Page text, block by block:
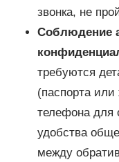
звонка, не
Соблюдение
требуются
(паспорта
телефона для
удобства
между